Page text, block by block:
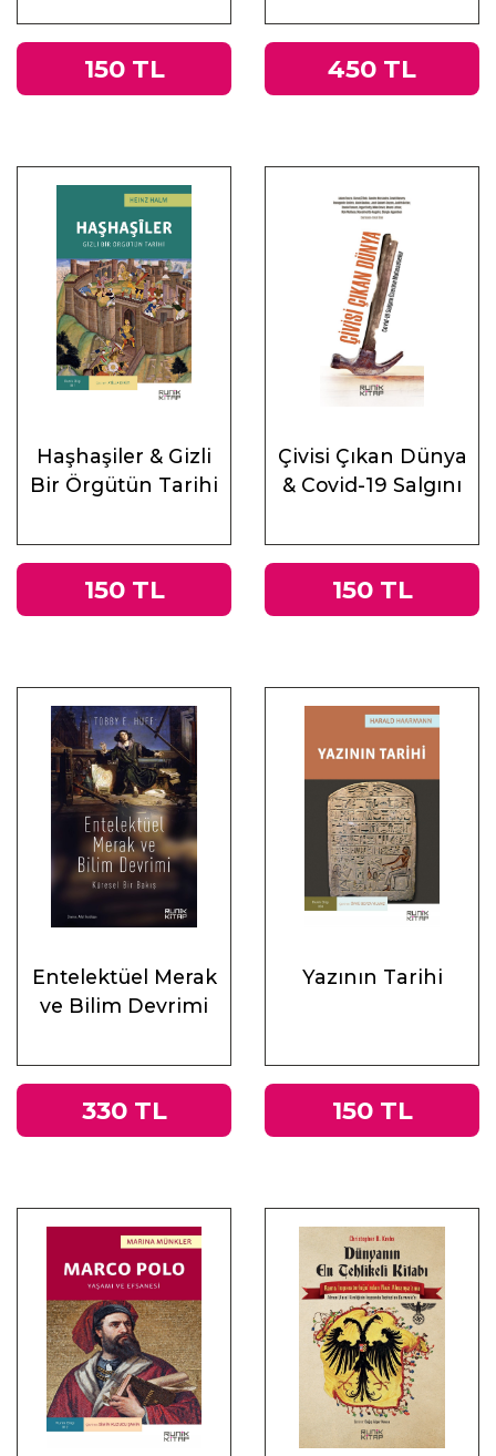
ve Doğu
150 TL 450 TL
Haşhaşiler & Gizli
Bir Örgütün Tarihi
150 TL
Çivisi Çıkan Dünya
& Covid-19 Salgını
Muhasebeler
150 TL
Entelektüel Merak
ve Bilim Devrimi
330 TL
Yazının Tarihi
150 TL